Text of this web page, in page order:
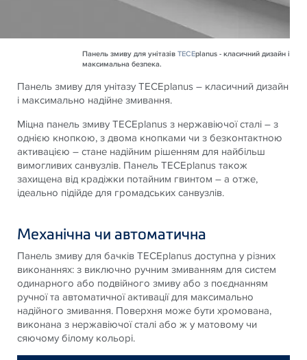
Панель змиву для унітазівTECEplanus - класичний дизайн і
максимальна безпека.
Панель змиву для унітазу TECEplanus – класичний дизайн
і максимально надійне змивання.
Міцна панель змиву TECEplanus з нержавіючої сталі – з
однією кнопкою, з двома кнопками чи з безконтактною
активацією – стане надійним рішенням для найбільш
вимогливих санвузлів. Панель TECEplanus також
захищена від крадіжки потайним гвинтом – а отже,
ідеально підійде для громадських санвузлів.
Механічна чи автоматична
Панель змиву для бачків TECEplanus доступна у різних
виконаннях: з виключно ручним змиванням для систем
одинарного або подвійного змиву або з поєднанням
ручної та автоматичної активації для максимально
надійного змивання. Поверхня може бути хромована,
виконана з нержавіючої сталі або ж у матовому чи
сяючому білому кольорі.